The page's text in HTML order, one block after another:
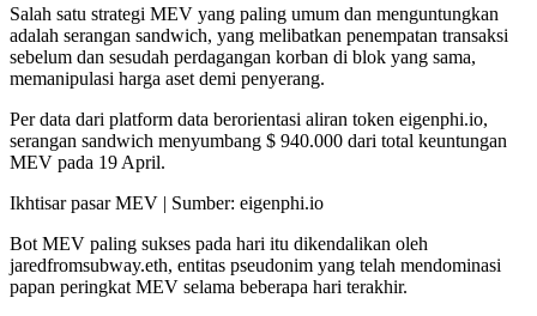
Salah satu strategi MEV yang paling umum dan menguntungkan
adalah serangan sandwich, yang melibatkan penempatan transaksi
sebelum dan sesudah perdagangan korban di blok yang sama,
memanipulasi harga aset demi penyerang.
Per data dari platform data berorientasi aliran token eigenphi.io,
serangan sandwich menyumbang $ 940.000 dari total keuntungan
MEV pada 19 April.
Ikhtisar pasar MEV | Sumber: eigenphi.io
Bot MEV paling sukses pada hari itu dikendalikan oleh
jaredfromsubway.eth, entitas pseudonim yang telah mendominasi
papan peringkat MEV selama beberapa hari terakhir.